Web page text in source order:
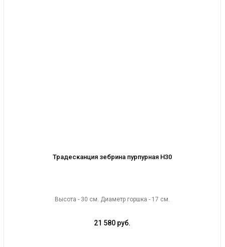
Традесканция зебрина пурпурная H30
Высота - 30 см. Диаметр горшка - 17 см.
21 580 руб.